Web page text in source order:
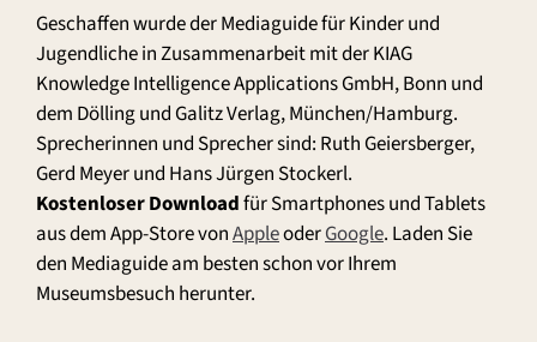
Geschaffen wurde der Mediaguide für Kinder und
Jugendliche in Zusammenarbeit mit der KIAG
Knowledge Intelligence Applications GmbH, Bonn und
dem Dölling und Galitz Verlag, München/Hamburg.
Sprecherinnen und Sprecher sind: Ruth Geiersberger,
Gerd Meyer und Hans Jürgen Stockerl.
Kostenloser Downloadfür Smartphones und Tablets
aus dem App-Store vonAppleoderGoogle. Laden Sie
den Mediaguide am besten schon vor Ihrem
Museumsbesuch herunter.